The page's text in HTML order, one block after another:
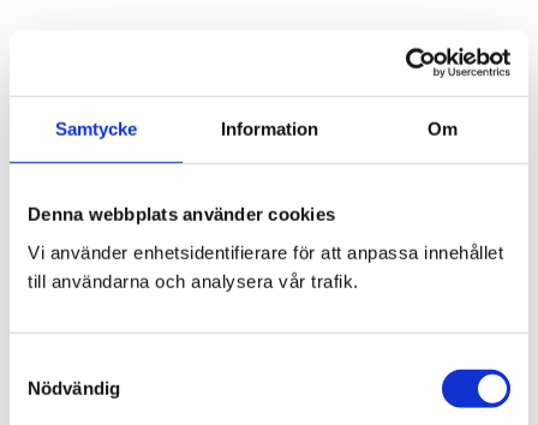
Samtycke Information Om
Denna webbplats använder cookies
Vi använder enhetsidentifierare för att anpassa innehållet
till användarna och analysera vår trafik.
Nödvändig
Blogg